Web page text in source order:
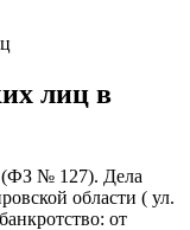
лиц в
(ФЗ № 127). Дела
области ( ул.
от